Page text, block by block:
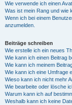
Wie verwende ich einen
Was ist mein Rang und wie
Wenn ich bei einem
anzumelden.
Beiträge schreiben
Wie erstelle ich ein neues
Wie kann ich einen Beitrag
Wie kann ich meinem
Wie kann ich eine Umfrage
Wieso kann ich nicht mehr
Wie bearbeite oder lösche
Warum kann ich auf
Weshalb kann ich keine